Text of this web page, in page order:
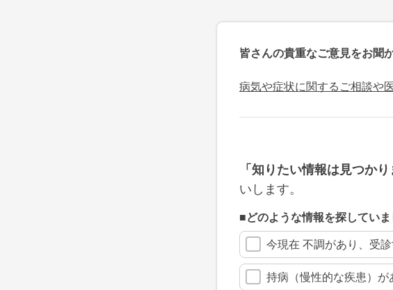
皆さんの貴重なご意見をお聞
病気や症状に関するご相談や
「知りたい情報は見つかり
いします。
■どのような情報を探していま
今現在 不調があり、受
持病（慢性的な疾患）